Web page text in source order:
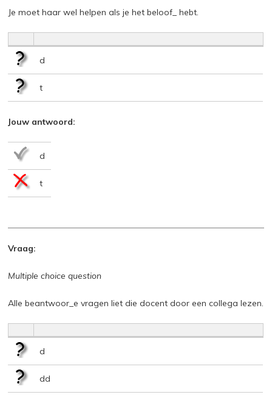
Je moet haar wel helpen als je het beloof_ hebt.
d
t
Jouw antwoord:
d
t
Vraag:
Multiple choice question
Alle beantwoor_e vragen liet die docent door een collega lezen.
d
dd